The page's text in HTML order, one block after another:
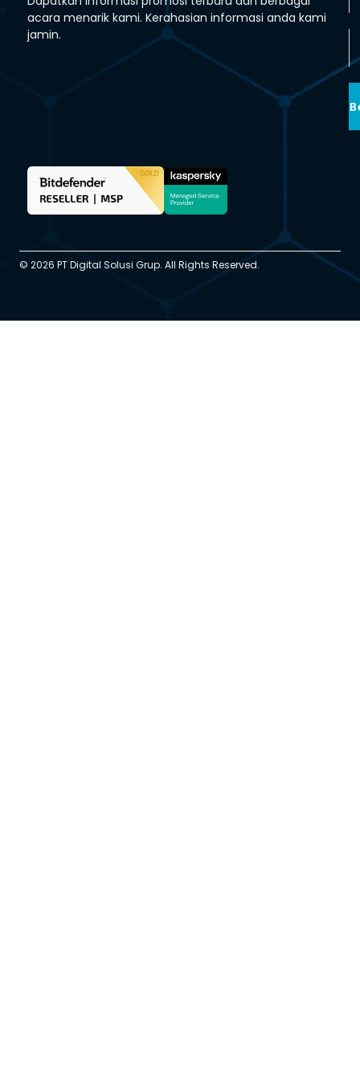
acara menarik kami. Kerahasian informasi anda kami
jamin.
© 2026 PT Digital Solusi Grup. All Rights Reserved.